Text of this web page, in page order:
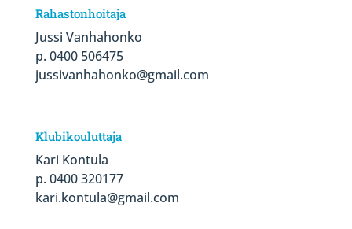
Rahastonhoitaja
Jussi Vanhahonko
p. 0400 506475
jussivanhahonko@gmail.com
Klubikouluttaja
Kari Kontula
p. 0400 320177
kari.kontula@gmail.com